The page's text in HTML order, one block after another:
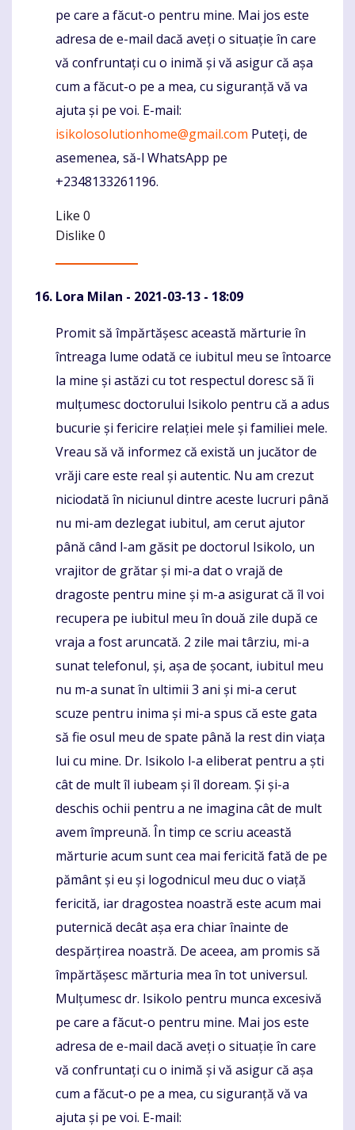
pe care a făcut-o pentru mine. Mai jos este
adresa de e-mail dacă aveți o situație în care
vă confruntați cu o inimă și vă asigur că așa
cum a făcut-o pe a mea, cu siguranță vă va
ajuta și pe voi. E-mail:
isikolosolutionhome@gmail.com Puteți, de
asemenea, să-l WhatsApp pe
+2348133261196.
Like 0
Dislike 0
Lora Milan - 2021-03-13 - 18:09
Komentaras
Promit să împărtășesc această mărturie în
întreaga lume odată ce iubitul meu se întoarce
la mine și astăzi cu tot respectul doresc să îi
mulțumesc doctorului Isikolo pentru că a adus
bucurie și fericire relației mele și familiei mele.
Vreau să vă informez că există un jucător de
vrăji care este real și autentic. Nu am crezut
niciodată în niciunul dintre aceste lucruri până
nu mi-am dezlegat iubitul, am cerut ajutor
până când l-am găsit pe doctorul Isikolo, un
vrajitor de grătar și mi-a dat o vrajă de
dragoste pentru mine și m-a asigurat că îl voi
recupera pe iubitul meu în două zile după ce
vraja a fost aruncată. 2 zile mai târziu, mi-a
sunat telefonul, și, așa de șocant, iubitul meu
nu m-a sunat în ultimii 3 ani și mi-a cerut
scuze pentru inima și mi-a spus că este gata
să fie osul meu de spate până la rest din viața
lui cu mine. Dr. Isikolo l-a eliberat pentru a ști
cât de mult îl iubeam și îl doream. Și și-a
deschis ochii pentru a ne imagina cât de mult
avem împreună. În timp ce scriu această
mărturie acum sunt cea mai fericită fată de pe
pământ și eu și logodnicul meu duc o viață
fericită, iar dragostea noastră este acum mai
puternică decât așa era chiar înainte de
despărțirea noastră. De aceea, am promis să
împărtășesc mărturia mea în tot universul.
Mulțumesc dr. Isikolo pentru munca excesivă
pe care a făcut-o pentru mine. Mai jos este
adresa de e-mail dacă aveți o situație în care
vă confruntați cu o inimă și vă asigur că așa
cum a făcut-o pe a mea, cu siguranță vă va
ajuta și pe voi. E-mail: